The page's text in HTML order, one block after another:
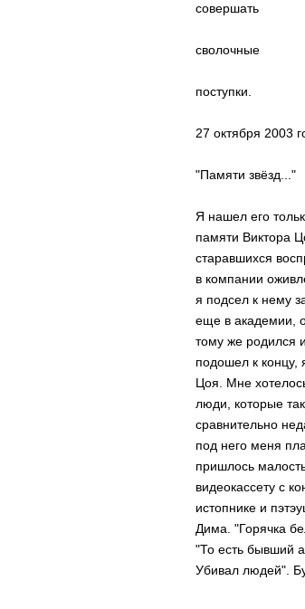
совершать
сволочные
поступки.
27 октября 2003
"Памяти звёзд..."
Я нашел его
памяти Виктора
старавшихся
в компании
я подсел к нему
еще в академии,
тому же родился
подошел к концу,
Цоя. Мне
люди, которые
сравнительно
под него меня
пришлось
видеокассету с
истопнике и
Дима. "Горячка
"То есть бывший
Убивал людей".